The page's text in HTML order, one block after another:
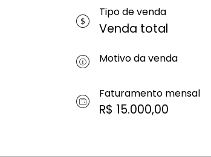
Tipo de venda
Venda total
Motivo da venda
Faturamento mensal
R$ 15.000,00